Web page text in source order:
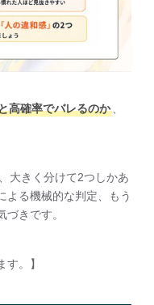
高確率でバレるのか
大きく分けて2つしかあ
よる機械的な判定、もう
きです。
。】